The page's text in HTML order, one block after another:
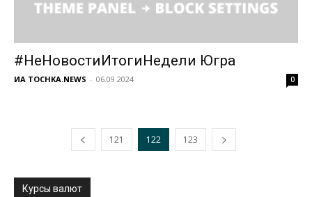
#НеНовостиИтогиНедели Югра
ИА TOCHKA.NEWS - 06.09.2024 0
121 122 123
Курсы валют